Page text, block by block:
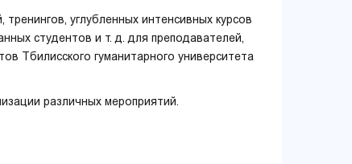
углубленных интенсивных курсов
студентов и т. д. для преподавателей,
Тбилисского гуманитарного университета
различных мероприятий.